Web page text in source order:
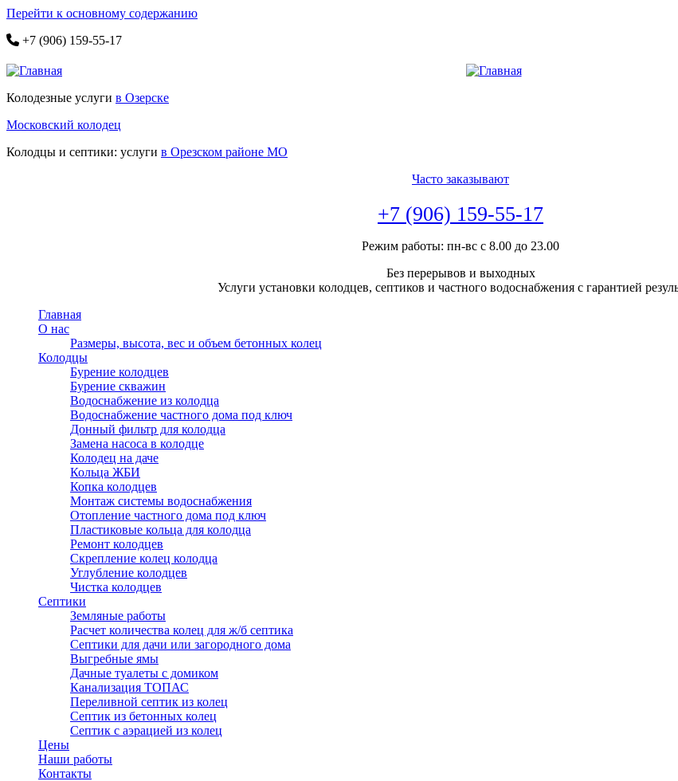
Перейти к основному содержанию
+7 (906) 159-55-17
Колодезные услуги в Озерске
Московский колодец
Колодцы и септики: услуги в Орезском районе МО
Часто заказывают
+7 (906) 159-55-17
Режим работы: пн-вс с 8.00 до 23.00
Без перерывов и выходных
Услуги установки колодцев, септиков и частного водоснабжения с гарантией
Главная
О нас
Размеры, высота, вес и объем бетонных колец
Колодцы
Бурение колодцев
Бурение скважин
Водоснабжение из колодца
Водоснабжение частного дома под ключ
Донный фильтр для колодца
Замена насоса в колодце
Колодец на даче
Кольца ЖБИ
Копка колодцев
Монтаж системы водоснабжения
Отопление частного дома под ключ
Пластиковые кольца для колодца
Ремонт колодцев
Скрепление колец колодца
Углубление колодцев
Чистка колодцев
Септики
Земляные работы
Расчет количества колец для ж/б септика
Септики для дачи или загородного дома
Выгребные ямы
Дачные туалеты с домиком
Канализация ТОПАС
Переливной септик из колец
Септик из бетонных колец
Септик с аэрацией из колец
Цены
Наши работы
Контакты